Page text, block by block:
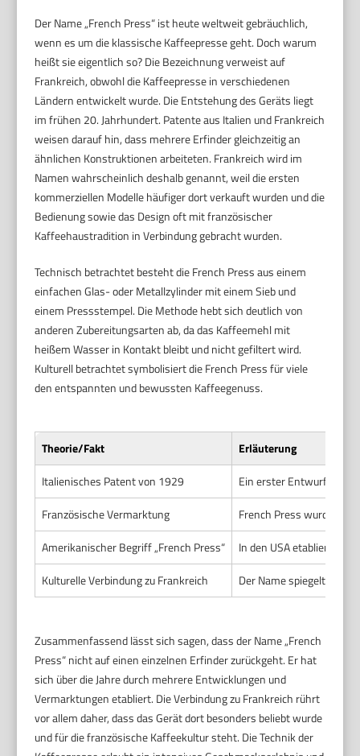
Der Name „French Press“ ist heute weltweit gebräuchlich,
wenn es um die klassische Kaffeepresse geht. Doch warum
heißt sie eigentlich so? Die Bezeichnung verweist auf
Frankreich, obwohl die Kaffeepresse in verschiedenen
Ländern entwickelt wurde. Die Entstehung des Geräts liegt
im frühen 20. Jahrhundert. Patente aus Italien und Frankreich
weisen darauf hin, dass mehrere Erfinder gleichzeitig an
ähnlichen Konstruktionen arbeiteten. Frankreich wird im
Namen wahrscheinlich deshalb genannt, weil die ersten
kommerziellen Modelle häufiger dort verkauft wurden und die
Bedienung sowie das Design oft mit französischer
Kaffeehaustradition in Verbindung gebracht wurden.
Technisch betrachtet besteht die French Press aus einem
einfachen Glas- oder Metallzylinder mit einem Sieb und
einem Pressstempel. Die Methode hebt sich deutlich von
anderen Zubereitungsarten ab, da das Kaffeemehl mit
heißem Wasser in Kontakt bleibt und nicht gefiltert wird.
Kulturell betrachtet symbolisiert die French Press für viele
den entspannten und bewussten Kaffeegenuss.
Theorie/Fakt
Erläuterung
Italienisches Patent von 1929
Ein erster Entwurf einer
Französische Vermarktung
French Press wurde in
Amerikanischer Begriff „French Press“
In den USA etablierte
Kulturelle Verbindung zu Frankreich
Der Name spiegelt das
Zusammenfassend lässt sich sagen, dass der Name „French
Press“ nicht auf einen einzelnen Erfinder zurückgeht. Er hat
sich über die Jahre durch mehrere Entwicklungen und
Vermarktungen etabliert. Die Verbindung zu Frankreich rührt
vor allem daher, dass das Gerät dort besonders beliebt wurde
und für die französische Kaffeekultur steht. Die Technik der